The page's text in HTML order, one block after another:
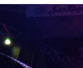
r